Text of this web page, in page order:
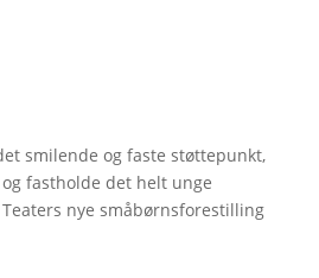
smilende og faste støttepunkt,
fastholde det helt unge
nye småbørnsforestilling